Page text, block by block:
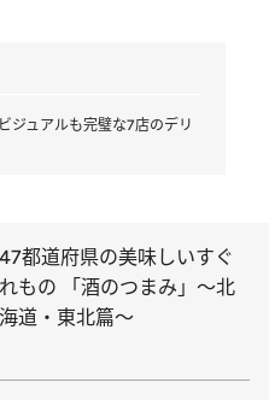
ジュアルも完璧な7店のデリ
47都道府県の美味しいすぐ
れもの 「酒のつまみ」～北
海道・東北篇～